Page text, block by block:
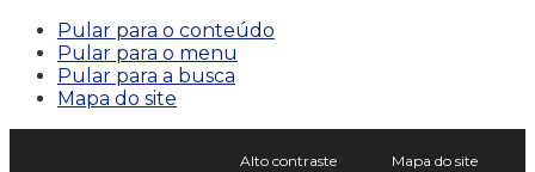
Pular para o conteúdo
Pular para o menu
Pular para a busca
Mapa do site
Alto contraste Mapa do site